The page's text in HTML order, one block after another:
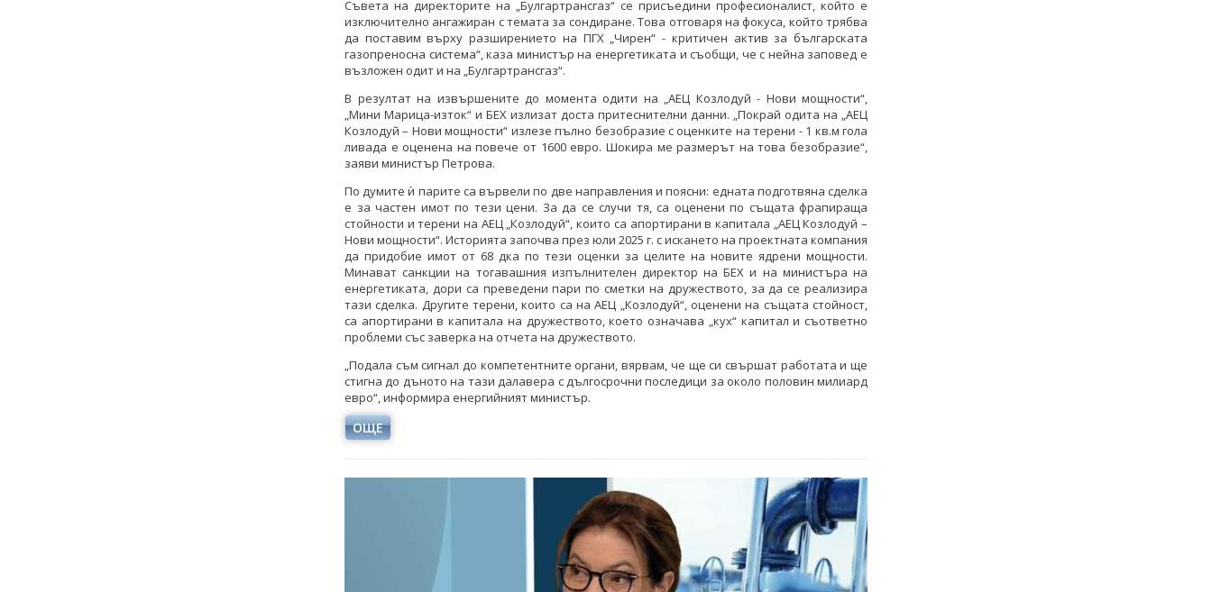
Съвета на директорите на „Булгартрансгаз“ се присъедини професионалист, който е
изключително ангажиран с темата за сондиране. Това отговаря на фокуса, който трябва
да поставим върху разширението на ПГХ „Чирен“ - критичен актив за българската
газопреносна система“, каза министър на енергетиката и съобщи, че с нейна заповед е
възложен одит и на „Булгартрансгаз“.
В резултат на извършените до момента одити на „АЕЦ Козлодуй - Нови мощности“,
„Мини Марица-изток“ и БЕХ излизат доста притеснителни данни. „Покрай одита на „АЕЦ
Козлодуй – Нови мощности“ излезе пълно безобразие с оценките на терени - 1 кв.м гола
ливада е оценена на повече от 1600 евро. Шокира ме размерът на това безобразие“,
заяви министър Петрова.
По думите ѝ парите са вървели по две направления и поясни: едната подготвяна сделка
е за частен имот по тези цени. За да се случи тя, са оценени по същата фрапираща
стойности и терени на АЕЦ „Козлодуй“, които са апортирани в капитала „АЕЦ Козлодуй –
Нови мощности“. Историята започва през юли 2025 г. с искането на проектната компания
да придобие имот от 68 дка по тези оценки за целите на новите ядрени мощности.
Минават санкции на тогавашния изпълнителен директор на БЕХ и на министъра на
енергетиката, дори са преведени пари по сметки на дружеството, за да се реализира
тази сделка. Другите терени, които са на АЕЦ „Козлодуй“, оценени на същата стойност,
са апортирани в капитала на дружеството, което означава „кух“ капитал и съответно
проблеми със заверка на отчета на дружеството.
„Подала съм сигнал до компетентните органи, вярвам, че ще си свършат работата и ще
стигна до дъното на тази далавера с дългосрочни последици за около половин милиард
евро“, информира енергийният министър.
ОЩЕ